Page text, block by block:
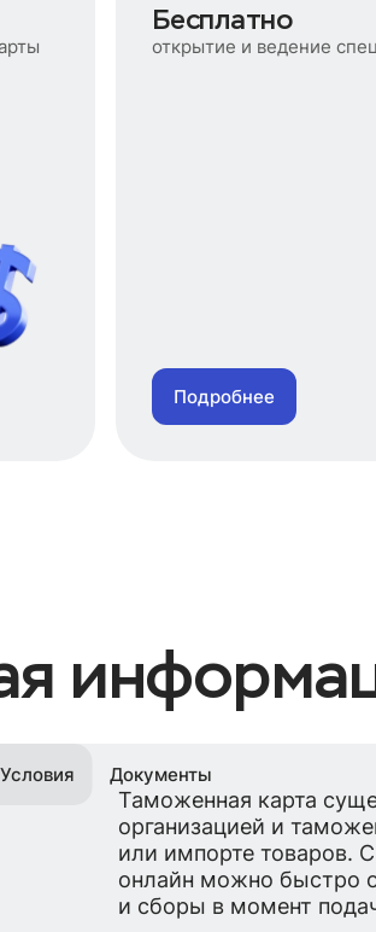
Бесплатно
открытие и ведение
Подробнее
Условия Документы
Таможенная карта
организацией и
или импорте товаров.
онлайн можно быстро
и сборы в момент